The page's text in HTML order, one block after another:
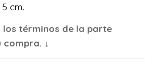
cm.
los términos de la parte
↓